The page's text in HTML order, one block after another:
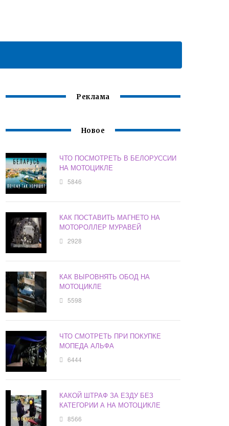
Реклама
Новое
ЧТО ПОСМОТРЕТЬ В БЕЛОРУССИИ
НА МОТОЦИКЛЕ
5846
КАК ПОСТАВИТЬ МАГНЕТО НА
МОТОРОЛЛЕР МУРАВЕЙ
2928
КАК ВЫРОВНЯТЬ ОБОД НА
МОТОЦИКЛЕ
5598
ЧТО СМОТРЕТЬ ПРИ ПОКУПКЕ
МОПЕДА АЛЬФА
6444
КАКОЙ ШТРАФ ЗА ЕЗДУ БЕЗ
КАТЕГОРИИ А НА МОТОЦИКЛЕ
8566